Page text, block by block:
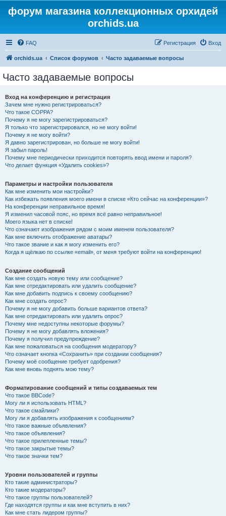
форум магазина коллекционных орхидей
orchids.ua
FAQ Вход
Регистрация
orchids.ua Список форумов Часто задаваемые вопросы
Часто задаваемые вопросы
Вход на конференцию и регистрация
Зачем мне нужно регистрироваться?
Что такое COPPA?
Почему я не могу зарегистрироваться?
Я только что зарегистрировался, но не могу войти!
Почему я не могу войти?
Я давно зарегистрирован, но больше не могу войти!
Я забыл пароль!
Почему мне периодически приходится повторять ввод имени и пароля?
Что делает функция «Удалить cookies»?
Параметры и настройки пользователя
Как мне изменить мои настройки?
Как избежать появления моего имени в списке «Кто сейчас на конференции»?
На конференции неправильное время!
Я изменил часовой пояс, но время всё равно неправильное!
Моего языка нет в списке!
Что означают изображения рядом с моим именем пользователя?
Как мне включить отображение аватары?
Что такое звание и как я могу изменить его?
Когда я щёлкаю по ссылке «email», от меня требуют войти на конференцию!
Создание сообщений
Как мне создать новую тему или сообщение?
Как мне отредактировать или удалить сообщение?
Как мне добавить подпись к своему сообщению?
Как мне создать опрос?
Почему я не могу добавить больше вариантов ответа?
Как мне отредактировать или удалить опрос?
Почему мне недоступны некоторые форумы?
Почему я не могу добавлять вложения?
Почему я получил предупреждение?
Как мне пожаловаться на сообщения модератору?
Что означает кнопка «Сохранить» при создании сообщения?
Почему моё сообщение требует одобрения?
Как мне вновь поднять мою тему?
Форматирование сообщений и типы создаваемых тем
Что такое BBCode?
Могу ли я использовать HTML?
Что такое смайлики?
Могу ли я добавлять изображения к сообщениям?
Что такое важные объявления?
Что такое объявления?
Что такое прилепленные темы?
Что такое закрытые темы?
Что такое значки тем?
Уровни пользователей и группы
Кто такие администраторы?
Кто такие модераторы?
Что такое группы пользователей?
Где находятся группы и как мне вступить в них?
Как мне стать лидером группы?